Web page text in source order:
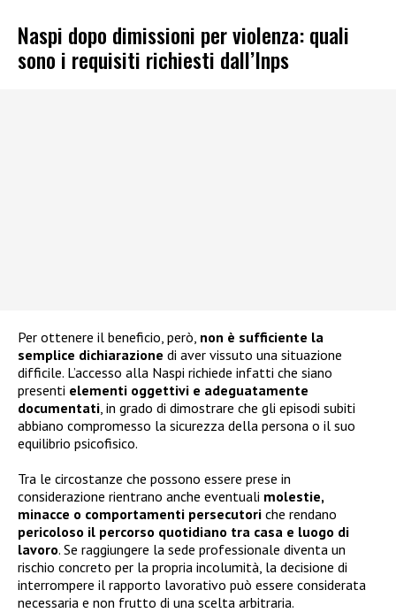
Naspi dopo dimissioni per violenza: quali
sono i requisiti richiesti dall’Inps
Per ottenere il beneficio, però, non è sufficiente la
semplice dichiarazione di aver vissuto una situazione
difficile. L’accesso alla Naspi richiede infatti che siano
presenti elementi oggettivi e adeguatamente
documentati, in grado di dimostrare che gli episodi subiti
abbiano compromesso la sicurezza della persona o il suo
equilibrio psicofisico.
Tra le circostanze che possono essere prese in
considerazione rientrano anche eventuali molestie,
minacce o comportamenti persecutori che rendano
pericoloso il percorso quotidiano tra casa e luogo di
lavoro. Se raggiungere la sede professionale diventa un
rischio concreto per la propria incolumità, la decisione di
interrompere il rapporto lavorativo può essere considerata
necessaria e non frutto di una scelta arbitraria.